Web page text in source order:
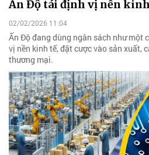
Ấn Độ tái định vị nền
02/02/2026 11:04
Ấn Độ đang dùng ngân sách như một
vị nền kinh tế, đặt cược vào sản xuất,
thương mại.